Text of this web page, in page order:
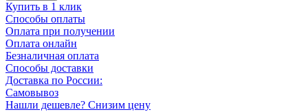
Купить в 1 клик
Способы оплаты
Оплата при получении
Оплата онлайн
Безналичная оплата
Способы доставки
Доставка по России:
Самовывоз
Нашли дешевле? Снизим цену